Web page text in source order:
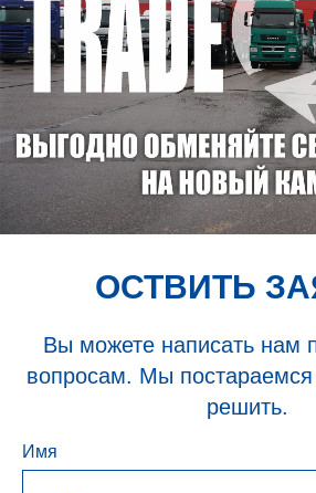
ОСТВИТЬ
Вы можете написать нам
вопросам. Мы постараемся
решить.
Имя